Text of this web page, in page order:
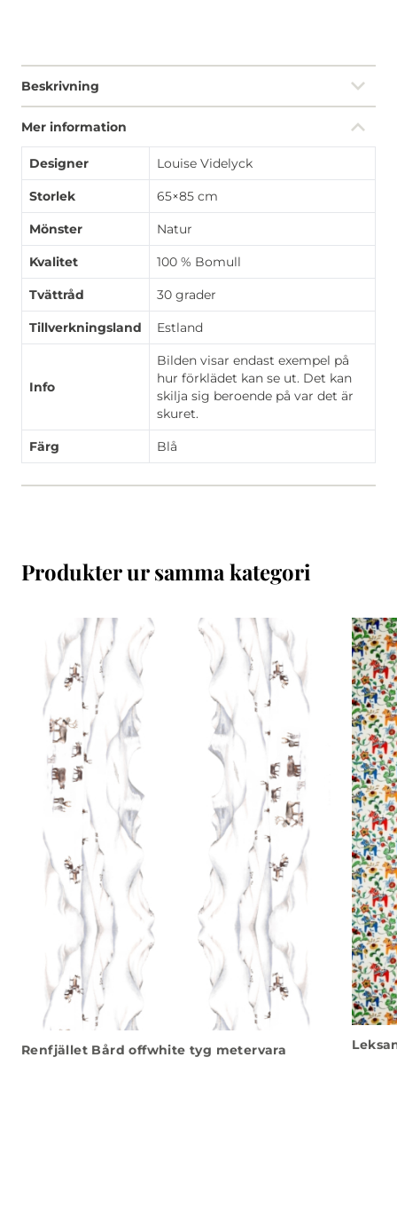
Beskrivning
Mer information
Designer Louise Videlyck
Storlek 65×85 cm
Mönster Natur
Kvalitet 100 % Bomull
Tvättråd 30 grader
Tillverkningsland Estland
Info
Bilden visar endast exempel på
hur förklädet kan se ut. Det kan
skilja sig beroende på var det är
skuret.
Färg Blå
Produkter ur samma kategori
Renfjället Bård offwhite tyg metervara